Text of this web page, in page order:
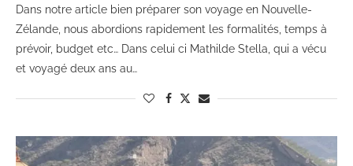
Dans notre article bien préparer son voyage en Nouvelle-
Zélande, nous abordions rapidement les formalités, temps à
prévoir, budget etc… Dans celui ci Mathilde Stella, qui a vécu
et voyagé deux ans au…